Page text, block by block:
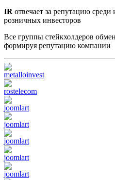
IR отвечает за репутацию
розничных инвесторов
Все группы стейкхолдеров
формируя репутацию компании